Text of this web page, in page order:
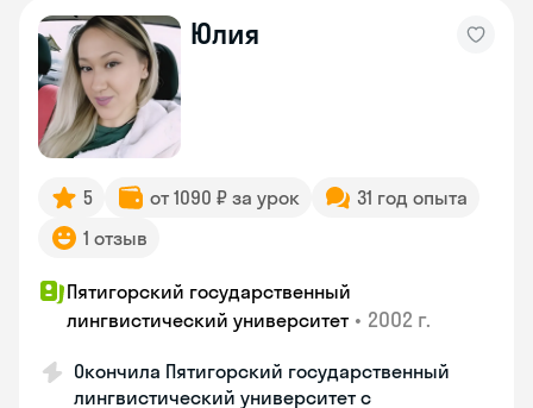
Юлия
5 от 1090 ₽ за урок
31 год опыта
1 отзыв
Пятигорский государственный
лингвистический университет • 2002 г.
Окончила Пятигорский государственный
лингвистический университет с